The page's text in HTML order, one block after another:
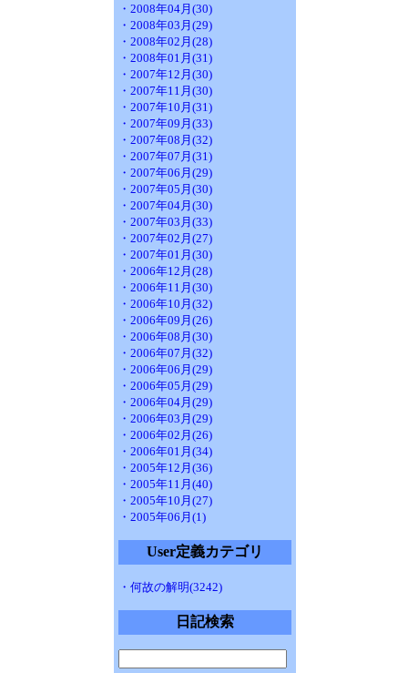
・2008年04月(30)
・2008年03月(29)
・2008年02月(28)
・2008年01月(31)
・2007年12月(30)
・2007年11月(30)
・2007年10月(31)
・2007年09月(33)
・2007年08月(32)
・2007年07月(31)
・2007年06月(29)
・2007年05月(30)
・2007年04月(30)
・2007年03月(33)
・2007年02月(27)
・2007年01月(30)
・2006年12月(28)
・2006年11月(30)
・2006年10月(32)
・2006年09月(26)
・2006年08月(30)
・2006年07月(32)
・2006年06月(29)
・2006年05月(29)
・2006年04月(29)
・2006年03月(29)
・2006年02月(26)
・2006年01月(34)
・2005年12月(36)
・2005年11月(40)
・2005年10月(27)
・2005年06月(1)
User定義カテゴリ
・何故の解明(3242)
日記検索